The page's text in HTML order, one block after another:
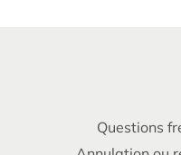
Questions